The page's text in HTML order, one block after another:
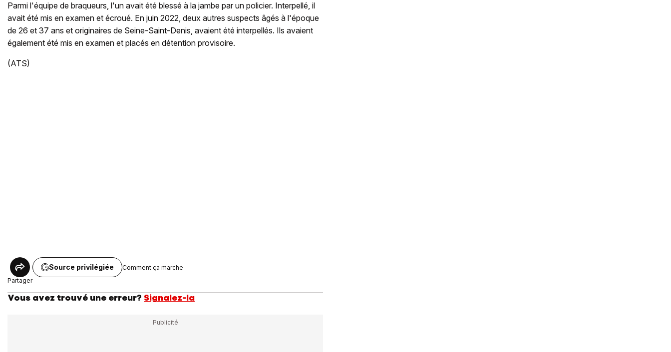
Parmi l'équipe de braqueurs, l'un avait été blessé à la jambe par un policier. Interpellé, il
avait été mis en examen et écroué. En juin 2022, deux autres suspects âgés à l'époque
de 26 et 37 ans et originaires de Seine-Saint-Denis, avaient été interpellés. Ils avaient
également été mis en examen et placés en détention provisoire.
(ATS)
Partager
Source privilégiée Comment ça marche
Vous avez trouvé une erreur? Signalez-la